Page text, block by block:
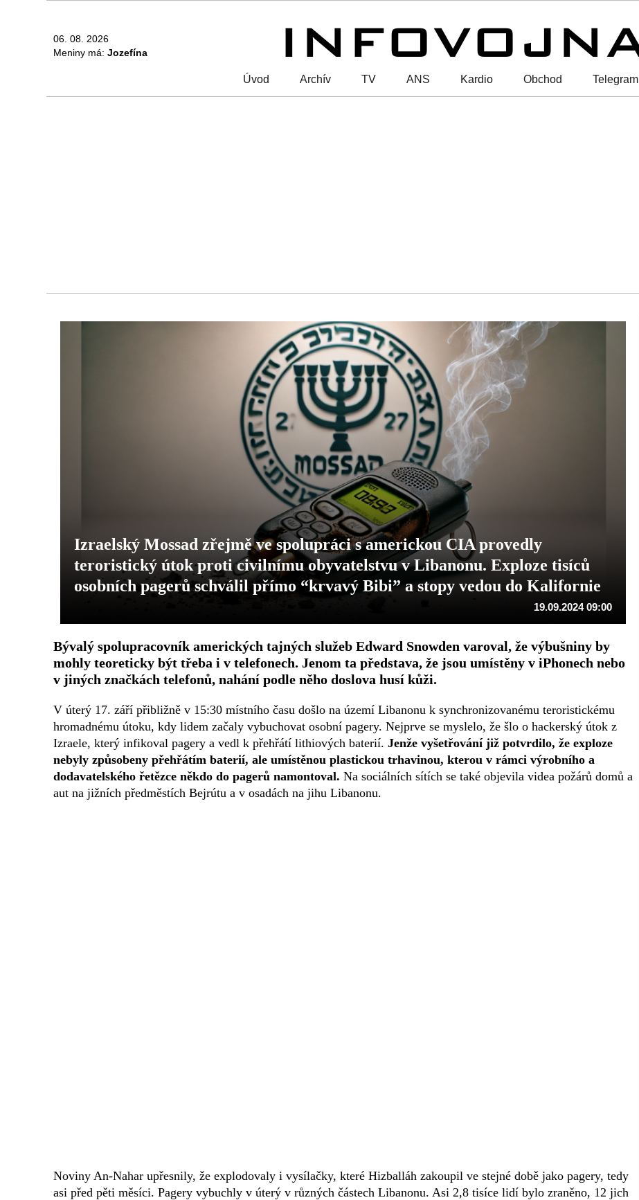
06. 08. 2026
Meniny má: Jozefína
Úvod Archív TV ANS Kardio Obchod Telegram
Izraelský Mossad zřejmě ve spolupráci s americkou CIA provedly
teroristický útok proti civilnímu obyvatelstvu v Libanonu. Exploze tisíců
osobních pagerů schválil přímo “krvavý Bibi” a stopy vedou do Kalifornie
19.09.2024 09:00
Bývalý spolupracovník amerických tajných služeb Edward Snowden varoval, že výbušniny by
mohly teoreticky být třeba i v telefonech. Jenom ta představa, že jsou umístěny v iPhonech nebo
v jiných značkách telefonů, nahání podle něho doslova husí kůži.
V úterý 17. září přibližně v 15:30 místního času došlo na území Libanonu k synchronizovanému teroristickému
hromadnému útoku, kdy lidem začaly vybuchovat osobní pagery. Nejprve se myslelo, že šlo o hackerský útok z
Izraele, který infikoval pagery a vedl k přehřátí lithiových baterií. Jenže vyšetřování již potvrdilo, že exploze
nebyly způsobeny přehřátím baterií, ale umístěnou plastickou trhavinou, kterou v rámci výrobního a
dodavatelského řetězce někdo do pagerů namontoval. Na sociálních sítích se také objevila videa požárů domů a
aut na jižních předměstích Bejrútu a v osadách na jihu Libanonu.
Noviny An-Nahar upřesnily, že explodovaly i vysílačky, které Hizballáh zakoupil ve stejné době jako pagery, tedy
asi před pěti měsíci. Pagery vybuchly v úterý v různých částech Libanonu. Asi 2,8 tisíce lidí bylo zraněno, 12 jich